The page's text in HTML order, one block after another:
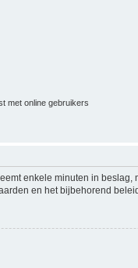
met online gebruikers
enkele minuten in
en het bijbehorend